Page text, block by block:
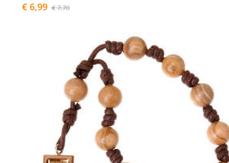
€ 6,99 € 7,70